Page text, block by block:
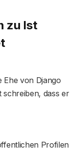
zu Ist
Ehe von Django
schreiben, dass er
Profilen